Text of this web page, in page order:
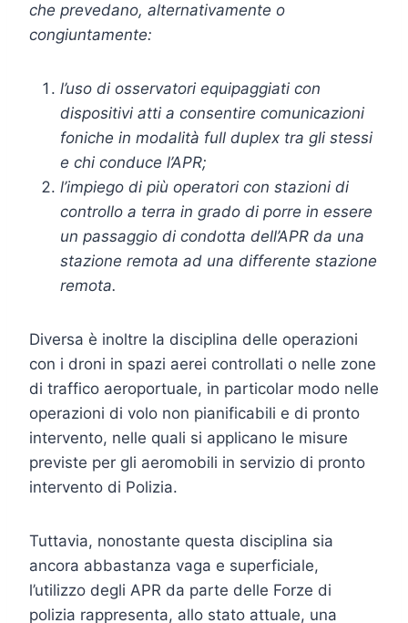
che prevedano, alternativamente o
congiuntamente:
l’uso di osservatori equipaggiati con
dispositivi atti a consentire comunicazioni
foniche in modalità full duplex tra gli stessi
e chi conduce l’APR;
l’impiego di più operatori con stazioni di
controllo a terra in grado di porre in essere
un passaggio di condotta dell’APR da una
stazione remota ad una differente stazione
remota.
Diversa è inoltre la disciplina delle operazioni
con i droni in spazi aerei controllati o nelle zone
di traffico aeroportuale, in particolar modo nelle
operazioni di volo non pianificabili e di pronto
intervento, nelle quali si applicano le misure
previste per gli aeromobili in servizio di pronto
intervento di Polizia.
Tuttavia, nonostante questa disciplina sia
ancora abbastanza vaga e superficiale,
l’utilizzo degli APR da parte delle Forze di
polizia rappresenta, allo stato attuale, una